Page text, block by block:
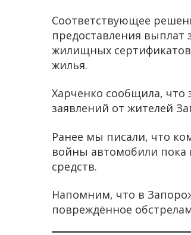
Соответствующее
предоставления
жилищных
жилья.
Харченко сообщила, что
заявлений от жителей
Ранее мы писали, что
войны автомобили пока
средств.
Напомним, что в
повреждённое